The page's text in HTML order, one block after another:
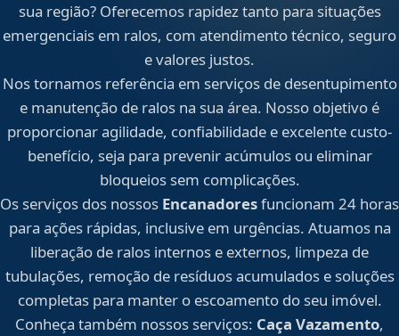
sua região? Oferecemos rapidez tanto para situações
emergenciais em ralos, com atendimento técnico, seguro
e valores justos.
Nos tornamos referência em serviços de desentupimento
e manutenção de ralos na sua área. Nosso objetivo é
proporcionar agilidade, confiabilidade e excelente custo-
benefício, seja para prevenir acúmulos ou eliminar
bloqueios sem complicações.
Os serviços dos nossos Encanadoresfuncionam 24 horas
para ações rápidas, inclusive em urgências. Atuamos na
liberação de ralos internos e externos, limpeza de
tubulações, remoção de resíduos acumulados e soluções
completas para manter o escoamento do seu imóvel.
Conheça também nossos serviços: Caça Vazamento,